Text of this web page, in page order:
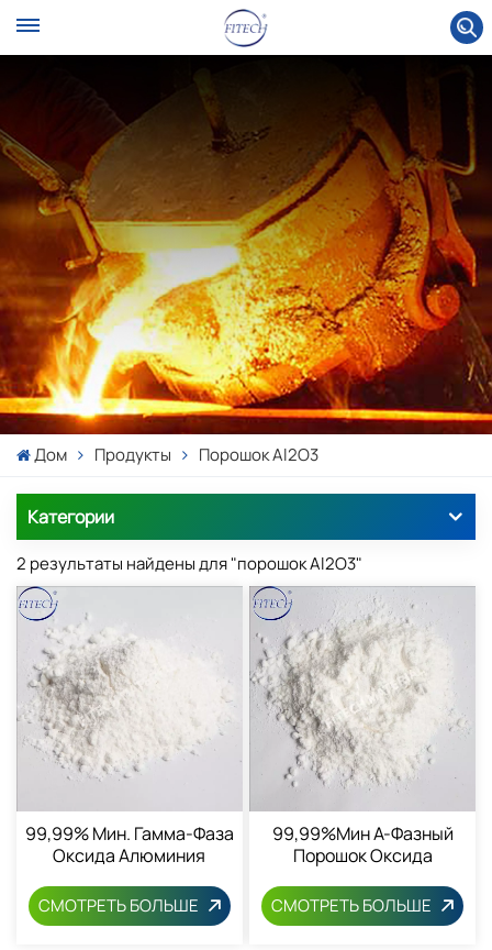
Дом Продукты Порошок Al2O3
Категории
2 результаты найдены для "порошок Al2O3"
99,99% Мин. Гамма-Фаза
Оксида Алюминия
СМОТРЕТЬ БОЛЬШЕ
99,99%мин Α-Фазный
Порошок Оксида
СМОТРЕТЬ БОЛЬШЕ